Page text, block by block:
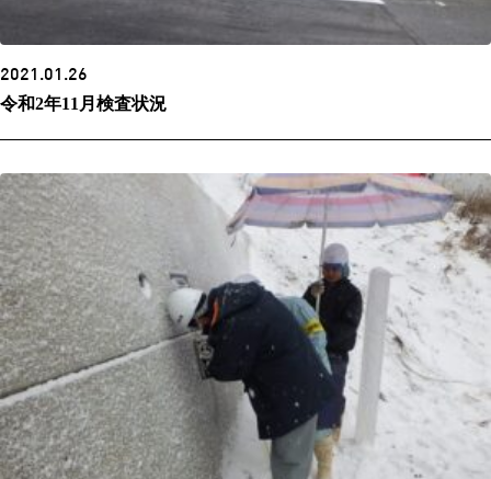
2021.01.26
令和2年11月検査状況